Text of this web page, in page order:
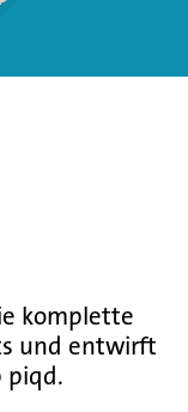
komplette
und entwirft
piqd.